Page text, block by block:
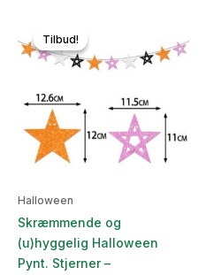
Tilbud!
Tilbud!
Halloween
Skræmmende og
(u)hyggelig Halloween
Pynt. Stjerner –